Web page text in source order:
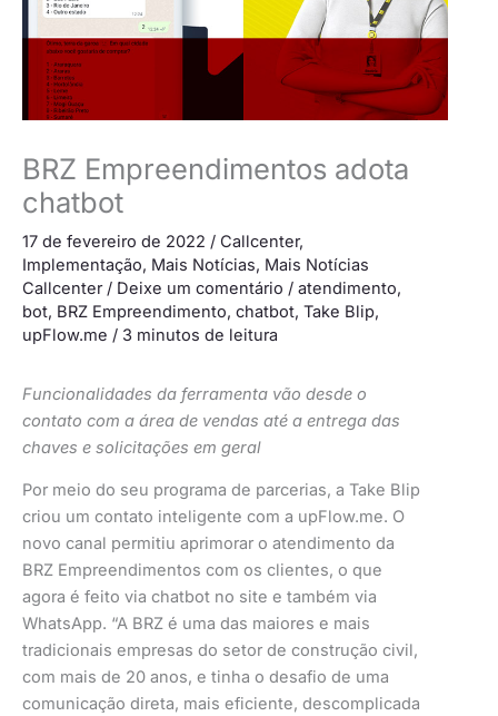
BRZ Empreendimentos adota
chatbot
17 de fevereiro de 2022 / Callcenter,
Implementação, Mais Notícias, Mais Notícias
Callcenter/ Deixe um comentário / atendimento,
bot, BRZ Empreendimento, chatbot, Take Blip,
upFlow.me / 3 minutos de leitura
Funcionalidades da ferramenta vão desde o
contato com a área de vendas até a entrega das
chaves e solicitações em geral
Por meio do seu programa de parcerias, a Take Blip
criou um contato inteligente com a upFlow.me. O
novo canal permitiu aprimorar o atendimento da
BRZ Empreendimentos com os clientes, o que
agora é feito via chatbot no site e também via
WhatsApp. “A BRZ é uma das maiores e mais
tradicionais empresas do setor de construção civil,
com mais de 20 anos, e tinha o desafio de uma
comunicação direta, mais eficiente, descomplicada